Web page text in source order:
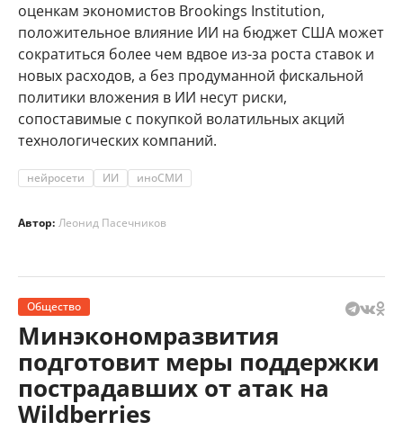
оценкам экономистов Brookings Institution,
положительное влияние ИИ на бюджет США может
сократиться более чем вдвое из-за роста ставок и
новых расходов, а без продуманной фискальной
политики вложения в ИИ несут риски,
сопоставимые с покупкой волатильных акций
технологических компаний.
нейросети ИИ иноСМИ
Автор: Леонид Пасечников
Общество
Минэкономразвития
подготовит меры поддержки
пострадавших от атак на
Wildberries